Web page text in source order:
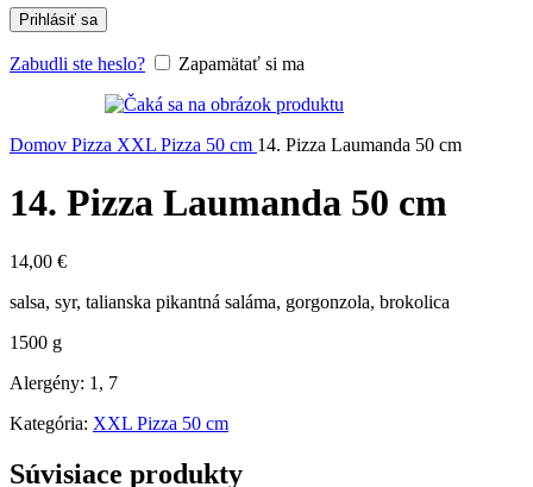
Prihlásiť sa
Zabudli ste heslo? Zapamätať si ma
Domov Pizza XXL Pizza 50 cm 14. Pizza Laumanda 50 cm
14. Pizza Laumanda 50 cm
14,00 €
salsa, syr, talianska pikantná saláma, gorgonzola, brokolica
1500 g
Alergény: 1, 7
Kategória: XXL Pizza 50 cm
Súvisiace produkty